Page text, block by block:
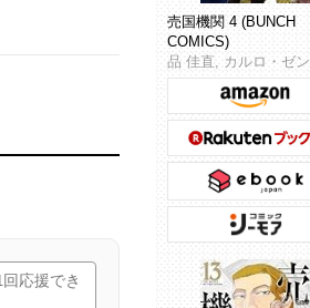
売国機関 4 (BUNCH
COMICS)
品 佳直, カルロ・ゼン